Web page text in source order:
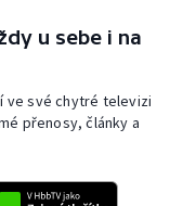
u sebe i na
ve své chytré televizi
přenosy, články a